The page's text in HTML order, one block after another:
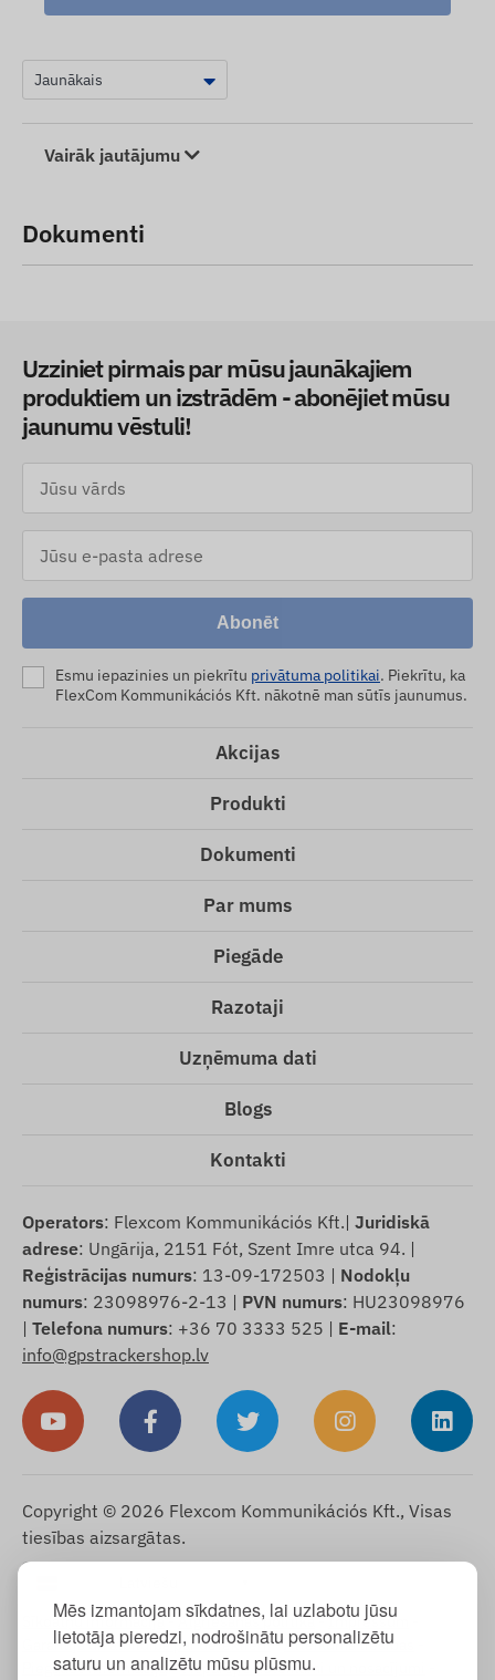
Mēs izmantojam sīkdatnes, lai uzlabotu jūsu
lietotāja pieredzi, nodrošinātu personalizētu
saturu un analizētu mūsu plūsmu.
Vairāk jautājumu
Dokumenti
Uzziniet pirmais par mūsu jaunākajiem
produktiem un izstrādēm - abonējiet mūsu
jaunumu vēstuli!
Abonēt
Esmu iepazinies un piekrītu privātuma politikai. Piekrītu, ka
FlexCom Kommunikációs Kft. nākotnē man sūtīs jaunumus.
Akcijas
Produkti
Dokumenti
Par mums
Piegāde
Razotaji
Uzņēmuma dati
Blogs
Kontakti
Operators: Flexcom Kommunikációs Kft.| Juridiskā
adrese: Ungārija, 2151 Fót, Szent Imre utca 94. |
Reģistrācijas numurs: 13-09-172503 | Nodokļu
numurs: 23098976-2-13 | PVN numurs: HU23098976
| Telefona numurs: +36 70 3333 525 | E-mail:
info@gpstrackershop.lv
Copyright © 2026 Flexcom Kommunikációs Kft., Visas
tiesības aizsargātas.
Sīkdatņu informācija-Atgriešanas politika-Impressum
Garantija un atbildība par defektiem- Atteikuma tiesības
Piegādes informācija-Vispārējie noteikumi un nosacījumi